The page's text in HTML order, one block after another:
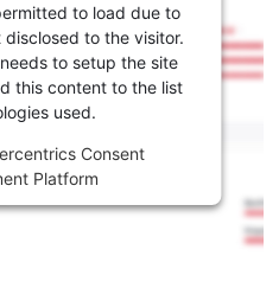
to load due to
to the visitor.
to setup the site
this content to the list
used.
Consent
Platform